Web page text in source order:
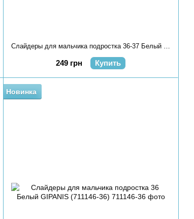
Слайдеры для мальчика подростка 36-37 Белый GIPANIS (711135-36-37)
249 грн Купить
Новинка